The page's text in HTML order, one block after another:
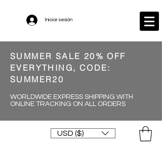
Iniciar sesión
SUMMER SALE 20% OFF
EVERYTHING, CODE:
SUMMER20
WORLDWIDE EXPRESS SHIPPING WITH
ONLINE TRACKING ON ALL ORDERS
USD ($)